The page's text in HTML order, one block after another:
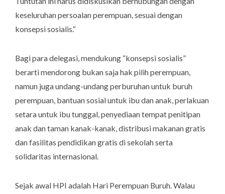
keseluruhan persoalan perempuan, sesuai dengan
konsepsi sosialis.“
Bagi para delegasi, mendukung “konsepsi sosialis”
berarti mendorong bukan saja hak pilih perempuan,
namun juga undang-undang perburuhan untuk buruh
perempuan, bantuan sosial untuk ibu dan anak, perlakuan
setara untuk ibu tunggal, penyediaan tempat penitipan
anak dan taman kanak-kanak, distribusi makanan gratis
dan fasilitas pendidikan gratis di sekolah serta
solidaritas internasional.
Sejak awal HPI adalah Hari Perempuan Buruh. Walau